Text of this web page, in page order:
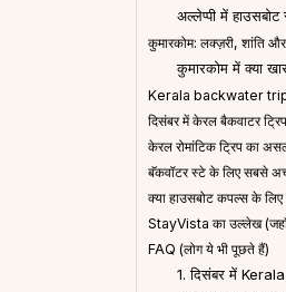
अल्लेप्पी में हाउसबोट
कुमारकोम: लक्ज़री, शांति
कुमारकोम में क्या
Kerala backwater trip
दिसंबर में केरल बैकवाटर
केरल रोमांटिक ट्रिप का
बॅकवॉटर स्टे के लिए सबसे
क्या हाउसबोट कपल्स के
StayVista का उल्लेख (जहाँ
FAQ (लोग ये भी पूछते हैं)
1. दिसंबर में